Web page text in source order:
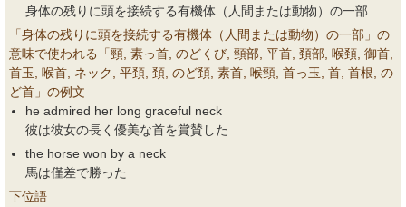
身体の残りに頭を接続する有機体（人間または動物）の一部
「身体の残りに頭を接続する有機体（人間または動物）の一部」の
意味で使われる「頸, 素っ首, のどくび, 頸部, 平首, 頚部, 喉頚, 御首,
首玉, 喉首, ネック, 平頚, 頚, のど頚, 素首, 喉頸, 首っ玉, 首, 首根, の
ど首」の例文
he admired her long graceful neck
彼は彼女の長く優美な首を賞賛した
the horse won by a neck
馬は僅差で勝った
下位語